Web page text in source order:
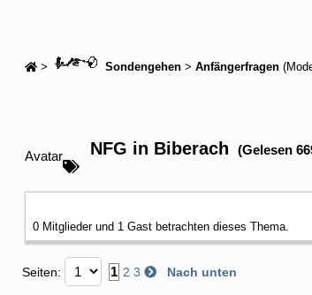
> Sondengehen > Anfängerfragen
Avatar NFG in Biberach (Gelesen
0 Mitglieder und 1 Gast betrachten dieses Thema.
Seiten: 1 2 3 Nach unten